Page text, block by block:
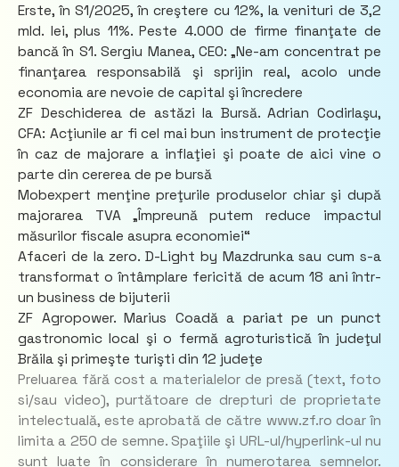
Erste, în S1/2025, în creştere cu 12%, la venituri de 3,2
mld. lei, plus 11%. Peste 4.000 de firme finanţate de
bancă în S1. Sergiu Manea, CEO: „Ne-am concentrat pe
finanţarea responsabilă şi sprijin real, acolo unde
economia are nevoie de capital şi încredere
ZF Deschiderea de astăzi la Bursă. Adrian Codirlaşu,
CFA: Acţiunile ar fi cel mai bun instrument de protecţie
în caz de majorare a inflaţiei şi poate de aici vine o
parte din cererea de pe bursă
Mobexpert menţine preţurile produselor chiar şi după
majorarea TVA „Împreună putem reduce impactul
măsurilor fiscale asupra economiei“
Afaceri de la zero. D-Light by Mazdrunka sau cum s-a
transformat o întâmplare fericită de acum 18 ani într-
un business de bijuterii
ZF Agropower. Marius Coadă a pariat pe un punct
gastronomic local şi o fermă agroturistică în judeţul
Brăila şi primeşte turişti din 12 judeţe
Preluarea fără cost a materialelor de presă (text, foto
si/sau video), purtătoare de drepturi de proprietate
intelectuală, este aprobată de către www.zf.ro doar în
limita a 250 de semne. Spaţiile şi URL-ul/hyperlink-ul nu
sunt luate în considerare în numerotarea semnelor.